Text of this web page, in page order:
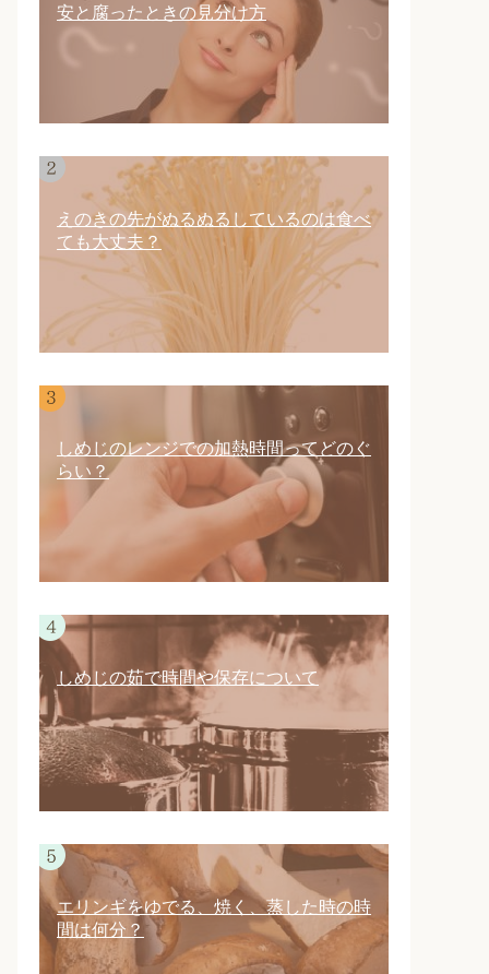
安と腐ったときの見分け方
えのきの先がぬるぬるしているのは食べ
ても大丈夫？
しめじのレンジでの加熱時間ってどのぐ
らい？
しめじの茹で時間や保存について
エリンギをゆでる、焼く、蒸した時の時
間は何分？